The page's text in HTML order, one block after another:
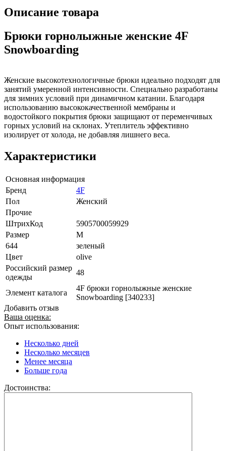
Описание товара
Брюки горнолыжные женские 4F
Snowboarding
Женские высокотехнологичные брюки идеально подходят для
занятий умеренной интенсивности. Специально разработаны
для зимних условий при динамичном катании. Благодаря
использованию высококачественной мембраны и
водостойкого покрытия брюки защищают от переменчивых
горных условий на склонах. Утеплитель эффективно
изолирует от холода, не добавляя лишнего веса.
Характеристики
Основная информация
Бренд
4F
Пол
Женский
Прочие
ШтрихКод
5905700059929
Размер
M
644
зеленый
Цвет
olive
Российский размер
одежды
48
Элемент каталога
4F брюки горнолыжные женские
Snowboarding [340233]
Добавить отзыв
Ваша оценка:
Опыт использования:
Несколько дней
Несколько месяцев
Менее месяца
Больше года
Достоинства: